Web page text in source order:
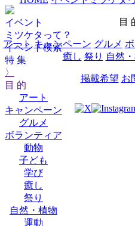
イベント
ミツケタって？
イベント検索
特 集
〉
目 的
アート
キャンペーン
グルメ
ボランティア
動物
子ども
学び
癒し
祭り
自然・植物
運動
目
アート キャンペーン グルメ
癒し 祭り 自然
掲載希望 お